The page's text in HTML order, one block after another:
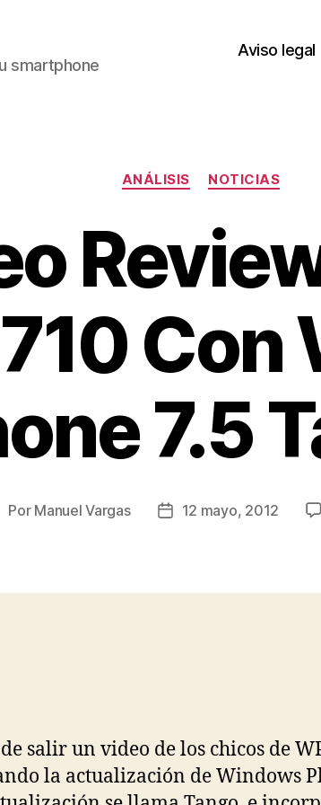
smartphone
Aviso legal
Categorías
ANÁLISIS NOTICIAS
7.5
Por Manuel Vargas
Fecha12 mayo, 2012
salir un video de los chicos de
la actualización de Windows